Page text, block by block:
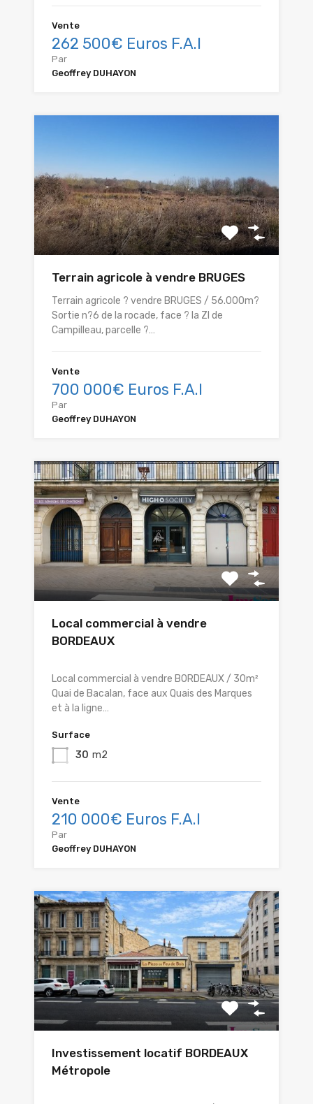
Vente
262 500€ Euros F.A.I
Par
Geoffrey DUHAYON
Terrain agricole à vendre BRUGES
Terrain agricole ? vendre BRUGES / 56.000m?
Sortie n?6 de la rocade, face ? la ZI de
Campilleau, parcelle ?…
Vente
700 000€ Euros F.A.I
Par
Geoffrey DUHAYON
Local commercial à vendre
BORDEAUX
Local commercial à vendre BORDEAUX / 30m²
Quai de Bacalan, face aux Quais des Marques
et à la ligne…
Surface
30 m2
Vente
210 000€ Euros F.A.I
Par
Geoffrey DUHAYON
Investissement locatif BORDEAUX
Métropole